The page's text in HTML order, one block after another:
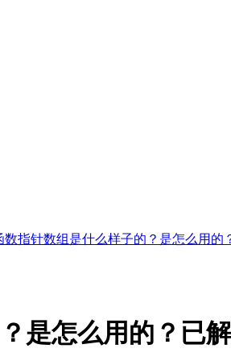
数指针数组是什么样子的？是怎么用的
是怎么用的？已解